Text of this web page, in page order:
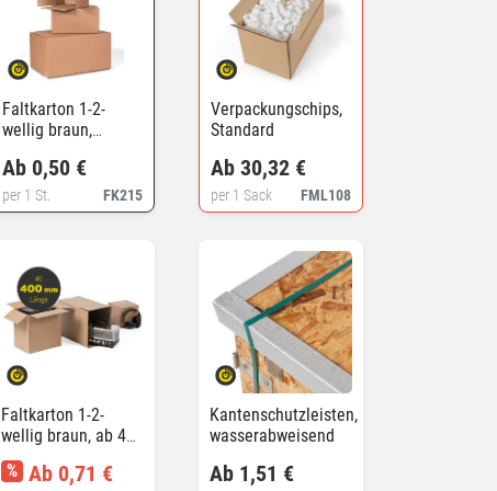
Faltkarton 1-2-
wellig braun,
FK215
Ab 0,50 €
per 1 St.
Verpackungschips,
Standard
FML108
Ab 30,32 €
per 1 Sack
Faltkarton 1-2-
wellig braun, ab 400
mm Länge
% Ab 0,71 €
Kantenschutzleisten,
wasserabweisend
Ab 1,51 €